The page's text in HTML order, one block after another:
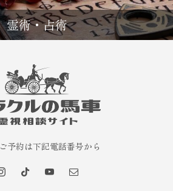
霊術・占術
予約は下記電話番号から